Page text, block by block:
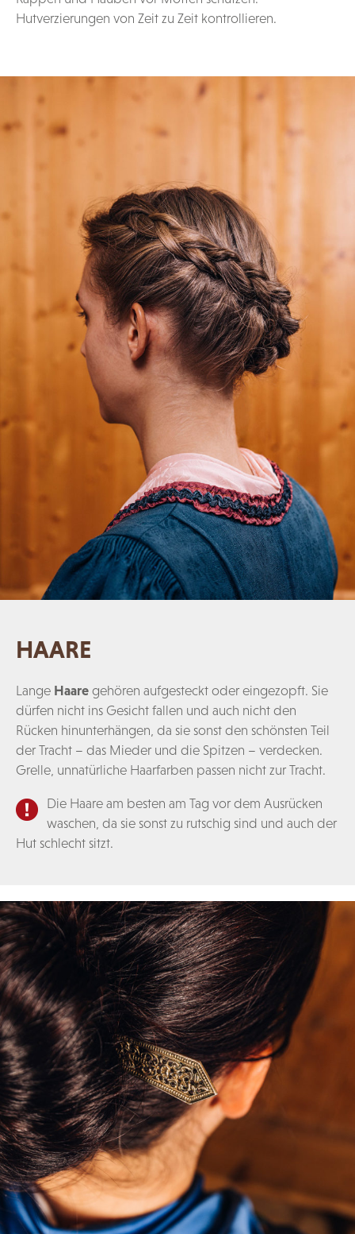
Hutverzierungen von Zeit zu Zeit kontrollieren.
HAARE
Lange Haare gehören aufgesteckt oder eingezopft. Sie
dürfen nicht ins Gesicht fallen und auch nicht den
Rücken hinunterhängen, da sie sonst den schönsten Teil
der Tracht – das Mieder und die Spitzen – verdecken.
Grelle, unnatürliche Haarfarben passen nicht zur Tracht.
Die Haare am besten am Tag vor dem Ausrücken
waschen, da sie sonst zu rutschig sind und auch der
Hut schlecht sitzt.